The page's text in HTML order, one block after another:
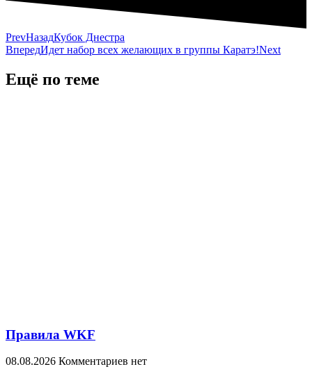
PrevНазадКубок Днестра
ВпередИдет набор всех желающих в группы Каратэ!Next
Ещё по теме
Правила WKF
08.08.2026 Комментариев нет